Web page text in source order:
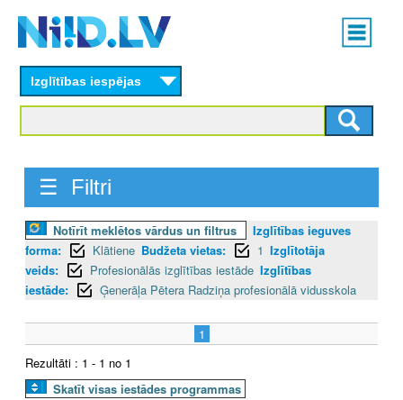
content
Main
menu
Izglītības iespējas
☰ Filtri
Notīrīt meklētos vārdus un filtrus
Izglītības ieguves
forma:
Klātiene Budžeta vietas: 1 Izglītotāja
veids:
Profesionālās izglītības iestāde Izglītības
iestāde:
Ģenerāļa Pētera Radziņa profesionālā vidusskola
1
Rezultāti : 1 - 1 no 1
Skatīt visas iestādes programmas